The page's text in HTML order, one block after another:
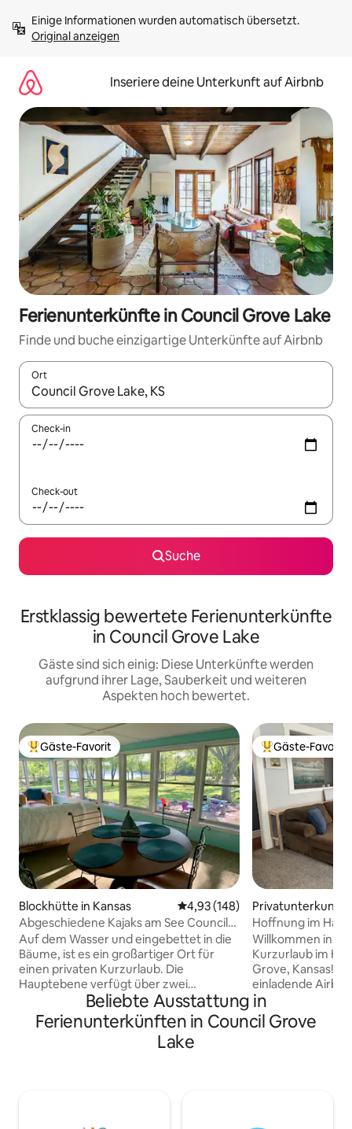
Inhalten
springenOriginal anzeigen
Inseriere deine Unterkunft auf Airbnb
Ferienunterkünfte in Council Grove Lake
Finde und buche einzigartige Unterkünfte auf Airbnb
Ort
Wenn Ergebnisse verfügbar sind, navigiere mit den
Check-in
Check-out
Suche
Erstklassig bewertete Ferienunterkünfte
in Council Grove Lake
Gäste sind sich einig: Diese Unterkünfte werden
aufgrund ihrer Lage, Sauberkeit und weiteren
Aspekten hoch bewertet.
Beliebter Gäste-Favorit.
Gäste-Favorit
Blockhütte in Kansas Durchschnittliche Bewertung:
4,93 (148)
Abgeschiedene Kajaks am See Council
Grove City Lake
Auf dem Wasser und eingebettet in die
Bäume, ist es ein großartiger Ort für
einen privaten Kurzurlaub. Die
Hauptebene verfügt über zwei
Schlafzimmer mit Queensize-Betten,
ein Fernsehzimmer, ein Badezimmer,
eine Küche und ein Zimmer mit Seeblick
und Blick auf den großen, sanft
Beliebter Gäste-
Gäste-Favorit
Privatunterkunft
Grove
Hoffnung im Hain
Willkommen in
Kurzurlaub im
Grove, Kansas!
einladende
Gruppen oder
möchten. 🌟
wenige
Beliebte Ausstattung in
Ferienunterkünften in Council Grove
Lake